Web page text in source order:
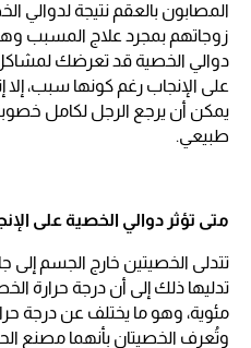
المصابون بالعقم نتيجة لدوالي
زوجاتهم بمجرد علاج المسبب
دوالي الخصية قد تعرضك
على الإنجاب رغم كونها سبب، إلا
يمكن أن يرجع الرجل لكامل
طبيعي.
متى تؤثر دوالي الخصية على
تتدلى الخصيتين خارج الجسم
مئوية، وهو ما يختلف عن درجة
وتُعرف الخصيتان بأنهما مصنع